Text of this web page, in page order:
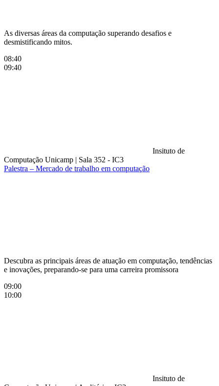
As diversas áreas da computação superando desafios e
desmistificando mitos.
08:40
09:40
Insituto de
Computação Unicamp | Sala 352 - IC3
Palestra – Mercado de trabalho em computação
Descubra as principais áreas de atuação em computação, tendências
e inovações, preparando-se para uma carreira promissora
09:00
10:00
Insituto de